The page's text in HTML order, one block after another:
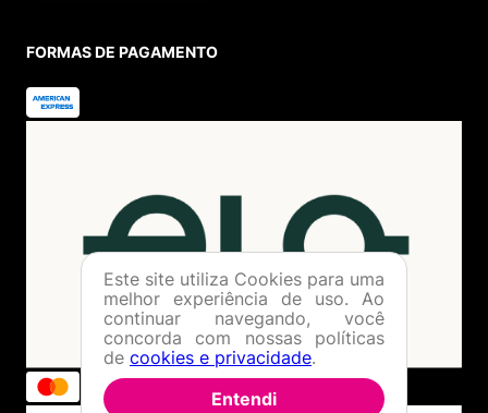
FORMAS DE PAGAMENTO
Este site utiliza Cookies para uma
melhor experiência de uso. Ao
continuar navegando, você
concorda com nossas políticas
de cookies e privacidade.
Entendi